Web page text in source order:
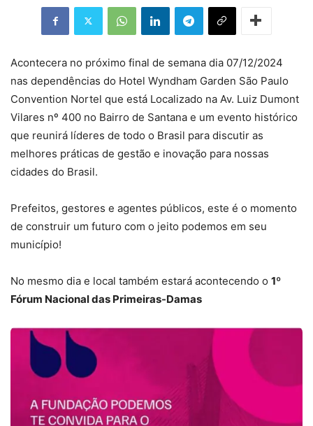
Acontecera no próximo final de semana dia 07/12/2024
nas dependências do Hotel Wyndham Garden São Paulo
Convention Nortel que está Localizado na Av. Luiz Dumont
Vilares nº 400 no Bairro de Santana e um evento histórico
que reunirá líderes de todo o Brasil para discutir as
melhores práticas de gestão e inovação para nossas
cidades do Brasil.
Prefeitos, gestores e agentes públicos, este é o momento
de construir um futuro com o jeito podemos em seu
município!
No mesmo dia e local também estará acontecendo o 1º
Fórum Nacional das Primeiras-Damas